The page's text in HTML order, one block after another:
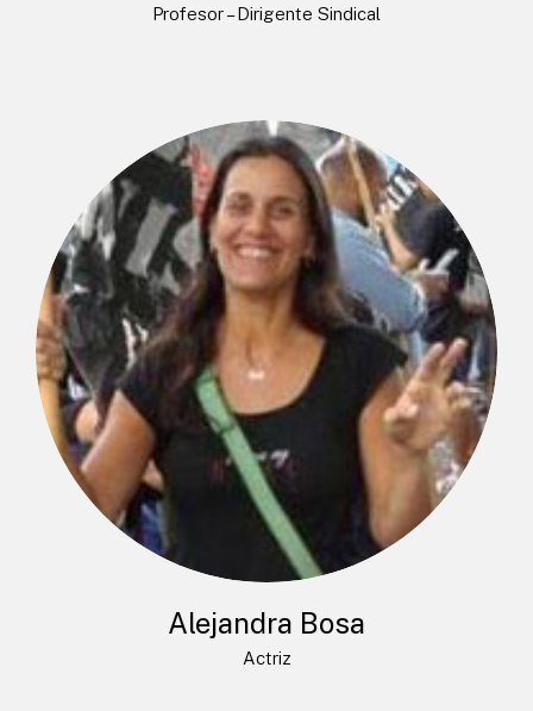
Profesor – Dirigente Sindical
Alejandra Bosa
Actriz